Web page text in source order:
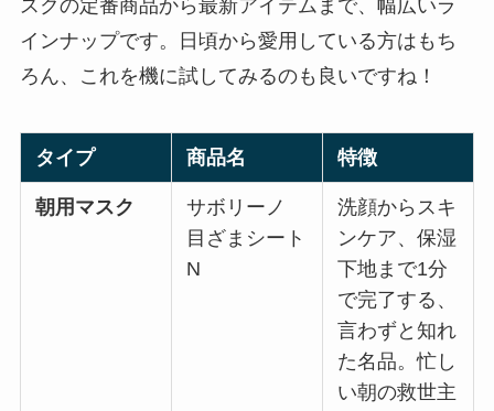
スクの定番商品から最新アイテムまで、幅広いラ
インナップです。日頃から愛用している方はもち
ろん、これを機に試してみるのも良いですね！
タイプ 商品名 特徴
朝用マスク
サボリーノ
目ざまシート
N
洗顔からスキ
ンケア、保湿
下地まで1分
で完了する、
言わずと知れ
た名品。忙し
い朝の救世主